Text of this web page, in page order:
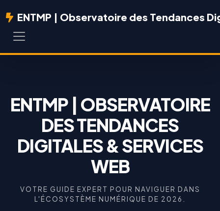
ENTMP | Observatoire des Tendances
ENTMP | OBSERVATOIRE
DES TENDANCES
DIGITALES & SERVICES
WEB
VOTRE GUIDE EXPERT POUR NAVIGUER DANS
L'ÉCOSYSTÈME NUMÉRIQUE DE 2026.